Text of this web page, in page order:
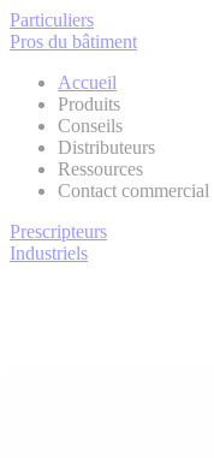
Particuliers
Pros du bâtiment
Accueil
Produits
Conseils
Distributeurs
Ressources
Contact commercial
Prescripteurs
Industriels